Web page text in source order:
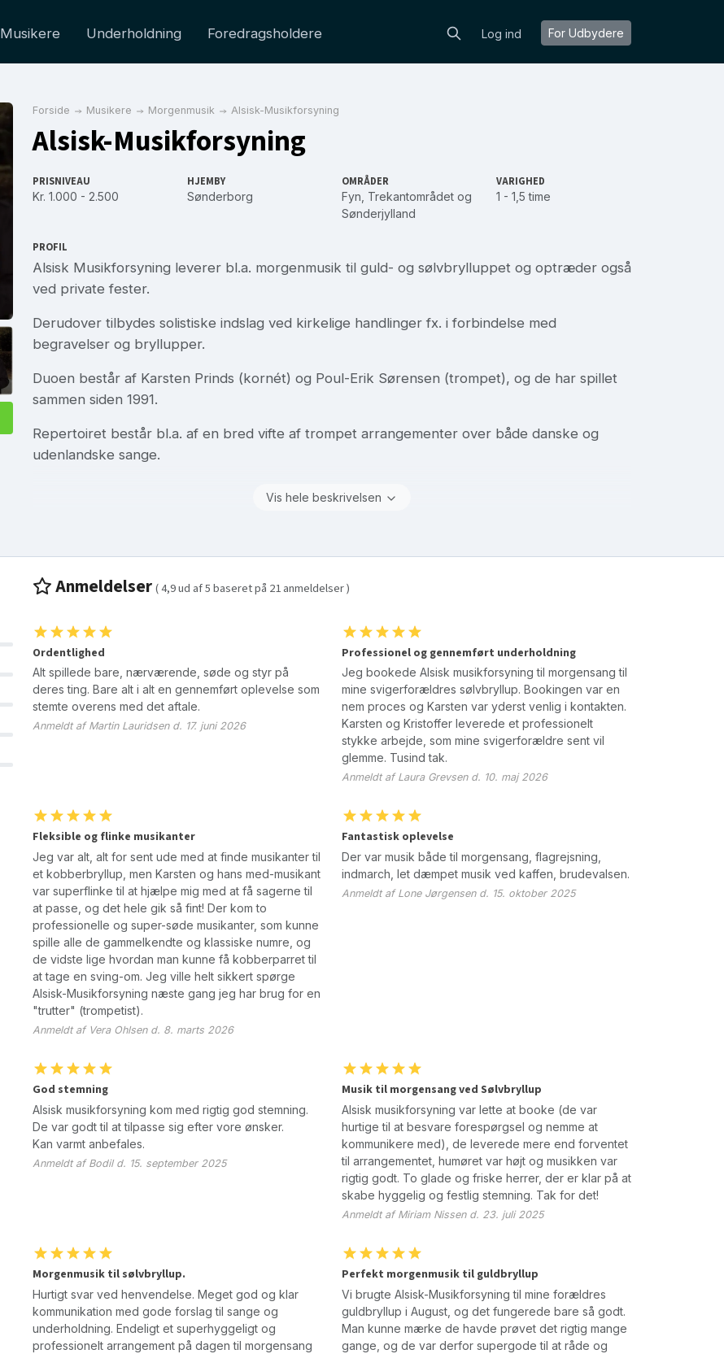
Musikere Underholdning Foredragsholdere Log ind For Udbydere
Forside Musikere Morgenmusik Alsisk-Musikforsyning
Alsisk-Musikforsyning
PRISNIVEAU
Kr. 1.000 - 2.500
HJEMBY
Sønderborg
OMRÅDER
Fyn Trekantområdet og
Sønderjylland
VARIGHED
1 - 1,5 time
PROFIL
Alsisk Musikforsyning leverer bl.a. morgenmusik til guld- og sølvbrylluppet og optræder også
ved private fester.
Derudover tilbydes solistiske indslag ved kirkelige handlinger fx. i forbindelse med
begravelser og bryllupper.
Duoen består af Karsten Prinds (kornét) og Poul-Erik Sørensen (trompet), og de har spillet
sammen siden 1991.
Repertoiret består bl.a. af en bred vifte af trompet arrangementer over både danske og
udenlandske sange.
Vis hele beskrivelsen
Anmeldelser(4,9ud af5baseret på 21anmeldelser )
Ordentlighed
Alt spillede bare, nærværende, søde og styr på
deres ting. Bare alt i alt en gennemført oplevelse som
stemte overens med det aftale.
Anmeldt af Martin Lauridsen d. 17. juni 2026
Professionel og gennemført underholdning
Jeg bookede Alsisk musikforsyning til morgensang til
mine svigerforældres sølvbryllup. Bookingen var en
nem proces og Karsten var yderst venlig i kontakten.
Karsten og Kristoffer leverede et professionelt
stykke arbejde, som mine svigerforældre sent vil
glemme. Tusind tak.
Anmeldt af Laura Grevsen d. 10. maj 2026
Fleksible og flinke musikanter
Jeg var alt, alt for sent ude med at finde musikanter til
et kobberbryllup, men Karsten og hans med-musikant
var superflinke til at hjælpe mig med at få sagerne til
at passe, og det hele gik så fint! Der kom to
professionelle og super-søde musikanter, som kunne
spille alle de gammelkendte og klassiske numre, og
de vidste lige hvordan man kunne få kobberparret til
at tage en sving-om. Jeg ville helt sikkert spørge
Alsisk-Musikforsyning næste gang jeg har brug for en
"trutter" (trompetist).
Anmeldt af Vera Ohlsen d. 8. marts 2026
Fantastisk oplevelse
Der var musik både til morgensang, flagrejsning,
indmarch, let dæmpet musik ved kaffen, brudevalsen.
Anmeldt af Lone Jørgensen d. 15. oktober 2025
God stemning
Alsisk musikforsyning kom med rigtig god stemning.
De var godt til at tilpasse sig efter vore ønsker.
Kan varmt anbefales.
Anmeldt af Bodil d. 15. september 2025
Musik til morgensang ved Sølvbryllup
Alsisk musikforsyning var lette at booke (de var
hurtige til at besvare forespørgsel og nemme at
kommunikere med), de leverede mere end forventet
til arrangementet, humøret var højt og musikken var
rigtig godt. To glade og friske herrer, der er klar på at
skabe hyggelig og festlig stemning. Tak for det!
Anmeldt af Miriam Nissen d. 23. juli 2025
Morgenmusik til sølvbryllup.
Hurtigt svar ved henvendelse. Meget god og klar
kommunikation med gode forslag til sange og
underholdning. Endeligt et superhyggeligt og
professionelt arrangement på dagen til morgensang
Perfekt morgenmusik til guldbryllup
Vi brugte Alsisk-Musikforsyning til mine forældres
guldbryllup i August, og det fungerede bare så godt.
Man kunne mærke de havde prøvet det rigtig mange
gange, og de var derfor supergode til at råde og